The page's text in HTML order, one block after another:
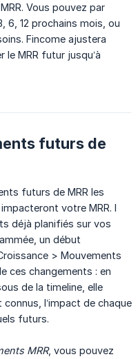
Vous pouvez par
6, 12 prochains mois, ou
Fincome ajustera
MRR futur jusqu’à
futurs de
futurs de MRR les
votre MRR. I
déjà planifiés sur vos
un début
> Mouvements
ces changements : en
de la timeline, elle
l’impact de chaque
futurs.
MRR, vous pouvez